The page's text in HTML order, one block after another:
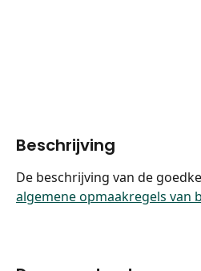
Beschrijving
De beschrijving van de
algemene opmaakregels van